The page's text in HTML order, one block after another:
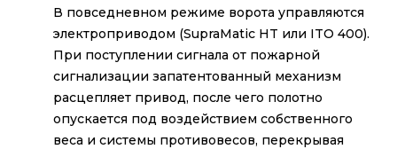
В повседневном режиме ворота управляются
электроприводом (SupraMatic HT или ITO 400).
При поступлении сигнала от пожарной
сигнализации запатентованный механизм
расцепляет привод, после чего полотно
опускается под воздействием собственного
веса и системы противовесов, перекрывая